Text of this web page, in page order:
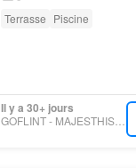
Terrasse Piscine
Il y a 30+ jours
GOFLINT - MAJESTHIS IMMOBILIER